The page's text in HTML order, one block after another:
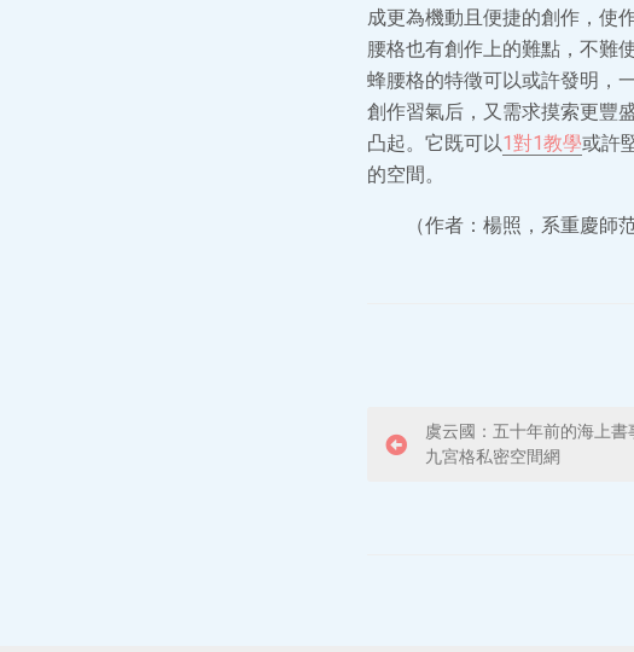
成更為機動且便捷的創作，使
腰格也有創作上的難點，不難
蜂腰格的特徵可以或許發明，
創作習氣后，又需求摸索更豐
凸起。它既可以1對1教學或許
的空間。
（作者：楊照，系重慶師
P
虞云國：五十年前的海上
九宮格私密空間網